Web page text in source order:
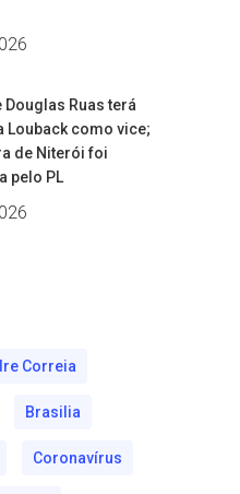
Douglas Ruas terá
Louback como vice;
de Niterói foi
pelo PL
Correia
Brasilia
Coronavírus